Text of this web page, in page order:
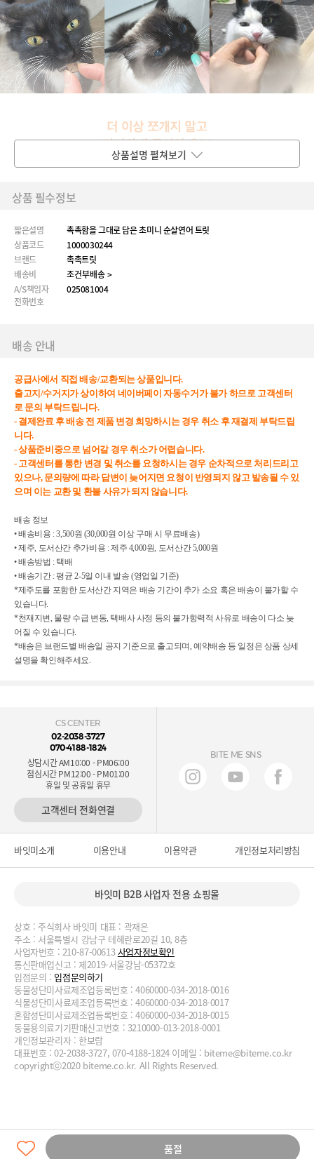
상품설명 펼쳐보기
상품 필수정보
짧은설명
촉촉함을 그대로 담은 초미니 순살연어 트릿
상품코드
1000030244
브랜드
촉촉트릿
배송비
조건부배송 >
A/S책임자
전화번호
025081004
배송 안내
공급사에서 직접 배송/교환되는 상품입니다.
출고지/수거지가 상이하여 네이버페이 자동수거가 불가 하므로 고객센터
로 문의 부탁드립니다.
- 결제완료 후 배송 전 제품 변경 희망하시는 경우 취소 후 재결제 부탁드립
니다.
- 상품준비중으로 넘어갈 경우 취소가 어렵습니다.
- 고객센터를 통한 변경 및 취소를 요청하시는 경우 순차적으로 처리드리고
있으나, 문의량에 따라 답변이 늦어지면 요청이 반영되지 않고 발송될 수 있
으며 이는 교환 및 환불 사유가 되지 않습니다.
배송 정보
• 배송비용 : 3,500원 (30,000원 이상 구매 시 무료배송)
• 제주, 도서산간 추가비용 : 제주 4,000원, 도서산간 5,000원
• 배송방법 : 택배
• 배송기간 : 평균 2-5일 이내 발송 (영업일 기준)
*제주도를 포함한 도서산간 지역은 배송 기간이 추가 소요 혹은 배송이 불가할 수
있습니다.
*천재지변, 물량 수급 변동, 택배사 사정 등의 불가항력적 사유로 배송이 다소 늦
어질 수 있습니다.
*배송은 브랜드별 배송일 공지 기준으로 출고되며, 예약배송 등 일정은 상품 상세
설명을 확인해주세요.
품절
CS CENTER
02-2038-3727
070-4188-1824
상담시간 AM10:00 - PM06:00
점심시간 PM12:00 - PM01:00
휴일 및 공휴일 휴무
고객센터 전화연결
BITE ME SNS
바잇미소개 이용안내 이용약관 개인정보처리방침
바잇미 B2B 사업자 전용 쇼핑몰
상호 : 주식회사 바잇미 대표 : 곽재은
주소 : 서울특별시 강남구 테헤란로20길 10, 8층
사업자번호 : 210-87-00613사업자정보확인
통신판매업신고 : 제2019-서울강남-05372호
입점문의 : 입점문의하기
동물성단미사료제조업등록번호 : 4060000-034-2018-0016
식물성단미사료제조업등록번호 : 4060000-034-2018-0017
혼합성단미사료제조업등록번호 : 4060000-034-2018-0015
동물용의료기기판매신고번호 : 3210000-013-2018-0001
개인정보관리자 : 한보람
대표번호 : 02-2038-3727, 070-4188-1824 이메일 : biteme@biteme.co.kr
copyrightⓒ2020 biteme.co.kr. All Rights Reserved.